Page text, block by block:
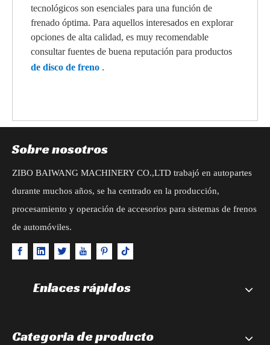
tecnológicos son esenciales para una función de
frenado óptima. Para aquellos interesados ​​en explorar
opciones de alta calidad, es muy recomendable
consultar fuentes de buena reputación para productos
de disco de freno .
Sobre nosotros
ZIBO BAIWANG MACHINERY CO.,LTD trabajó en autopartes
durante muchos años, se ha centrado en la producción,
procesamiento y operación de accesorios para sistemas de frenos
de automóviles.
Enlaces rápidos
Categoria de producto